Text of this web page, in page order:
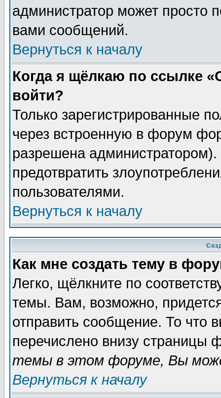
администратор может просто
вами сообщений.
Вернуться к началу
Когда я щёлкаю по ссылке
войти?
Только зарегистрированные
через встроенную в форум
разрешена
предотвратить
пользователями.
Вернуться к началу
Как мне создать тему в
Легко, щёлкните по
темы. Вам, возможно,
отправить сообщение. То что
перечислено внизу страницы
темы в этом форуме, Вы
Вернуться к началу